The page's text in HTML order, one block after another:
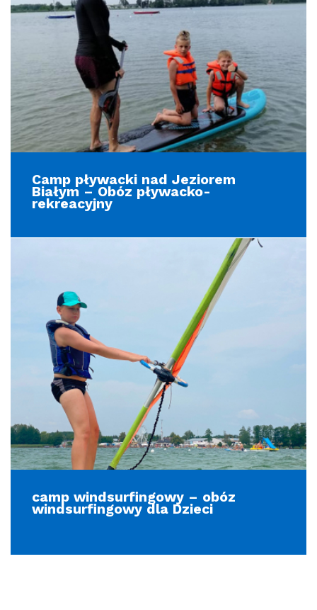
Camp pływacki nad Jeziorem
Białym – Obóz pływacko-
rekreacyjny
camp windsurfingowy – obóz
windsurfingowy dla Dzieci